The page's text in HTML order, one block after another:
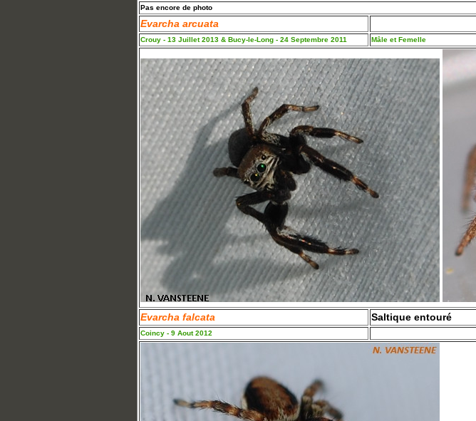
Pas encore de photo
Evarcha arcuata
Crouy - 13 Juillet 2013 & Bucy-le-Long - 24 Septembre 2011 Mâle et Femelle
Evarcha falcata Saltique entouré
Coincy - 9 Aout 2012